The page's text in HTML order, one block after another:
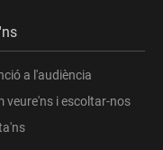
a l'audiència
veure'ns i escoltar-nos